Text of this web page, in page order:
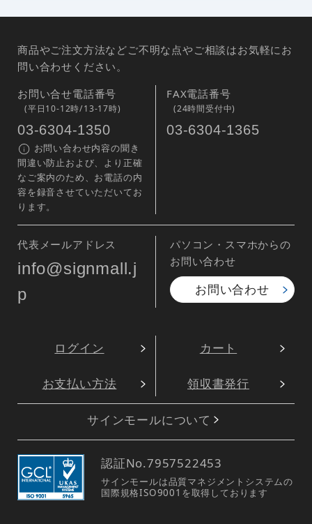
商品やご注文方法などご不明な点やご相談はお気軽にお
問い合わせください。
お問い合せ電話番号
(平日10-12時/13-17時)
03-6304-1350
お問い合わせ内容の聞き
間違い防止および、より正確
なご案内のため、お電話の内
容を録音させていただいてお
ります。
FAX電話番号
(24時間受付中)
03-6304-1365
代表メールアドレス
info@signmall.j
p
パソコン・スマホからの
お問い合わせ
お問い合わせ
ログイン カート
お支払い方法 領収書発行
サインモールについて
認証No.7957522453
サインモールは品質マネジメントシステムの
国際規格ISO9001を取得しております